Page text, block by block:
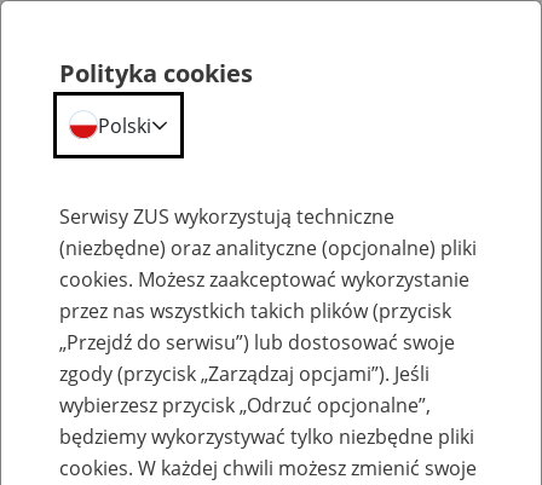
Kalendarium
Polityka cookies
Polski
Serwisy ZUS wykorzystują techniczne
(niezbędne) oraz analityczne (opcjonalne) pliki
cookies. Możesz zaakceptować wykorzystanie
przez nas wszystkich takich plików (przycisk
„Przejdź do serwisu”) lub dostosować swoje
zgody (przycisk „Zarządzaj opcjami”). Jeśli
wybierzesz przycisk „Odrzuć opcjonalne”,
będziemy wykorzystywać tylko niezbędne pliki
cookies. W każdej chwili możesz zmienić swoje